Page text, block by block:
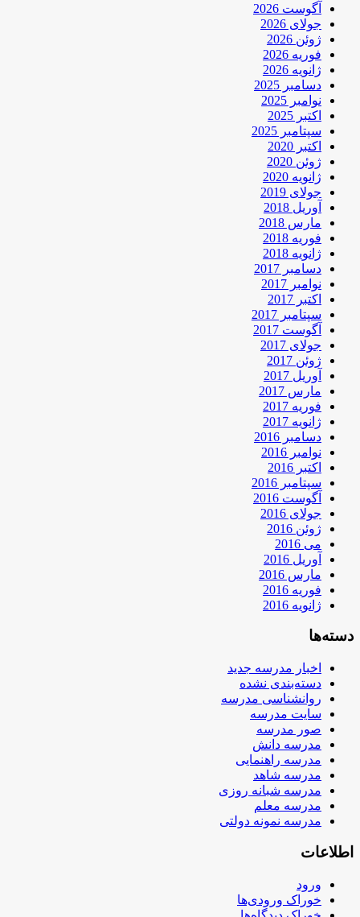
آگوست 2026
جولای 2026
ژوئن 2026
فوریه 2026
ژانویه 2026
دسامبر 2025
نوامبر 2025
اکتبر 2025
سپتامبر 2025
اکتبر 2020
ژوئن 2020
ژانویه 2020
جولای 2019
آوریل 2018
مارس 2018
فوریه 2018
ژانویه 2018
دسامبر 2017
نوامبر 2017
اکتبر 2017
سپتامبر 2017
آگوست 2017
جولای 2017
ژوئن 2017
آوریل 2017
مارس 2017
فوریه 2017
ژانویه 2017
دسامبر 2016
نوامبر 2016
اکتبر 2016
سپتامبر 2016
آگوست 2016
جولای 2016
ژوئن 2016
می 2016
آوریل 2016
مارس 2016
فوریه 2016
ژانویه 2016
دسته‌ها
اخبار مدرسه جدید
دسته‌بندی نشده
روانشناسی مدرسه
سایت مدرسه
صور مدرسه
مدرسه دانش
مدرسه راهنمایی
مدرسه شاهد
مدرسه شبانه روزی
مدرسه معلم
مدرسه نمونه دولتی
اطلاعات
ورود
خوراک ورودی‌ها